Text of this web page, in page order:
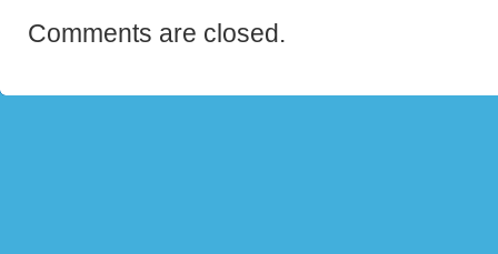
Comments are closed.